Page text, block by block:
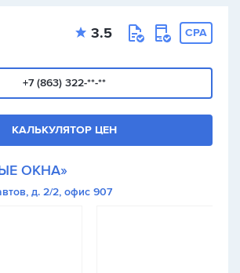
3.5 CPA
+7 (863) 322-**-**
КАЛЬКУЛЯТОР ЦЕН
ОКНА»
д. 2/2, офис 907